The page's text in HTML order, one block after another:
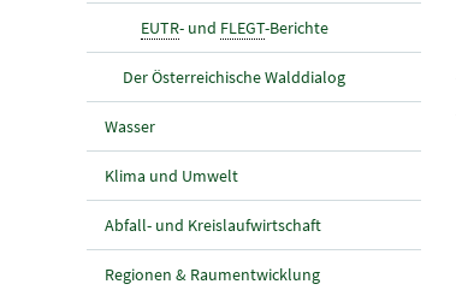
EUTR- und FLEGT-Berichte
Der Österreichische Walddialog
Wasser
Klima und Umwelt
Abfall- und Kreislaufwirtschaft
Regionen & Raumentwicklung